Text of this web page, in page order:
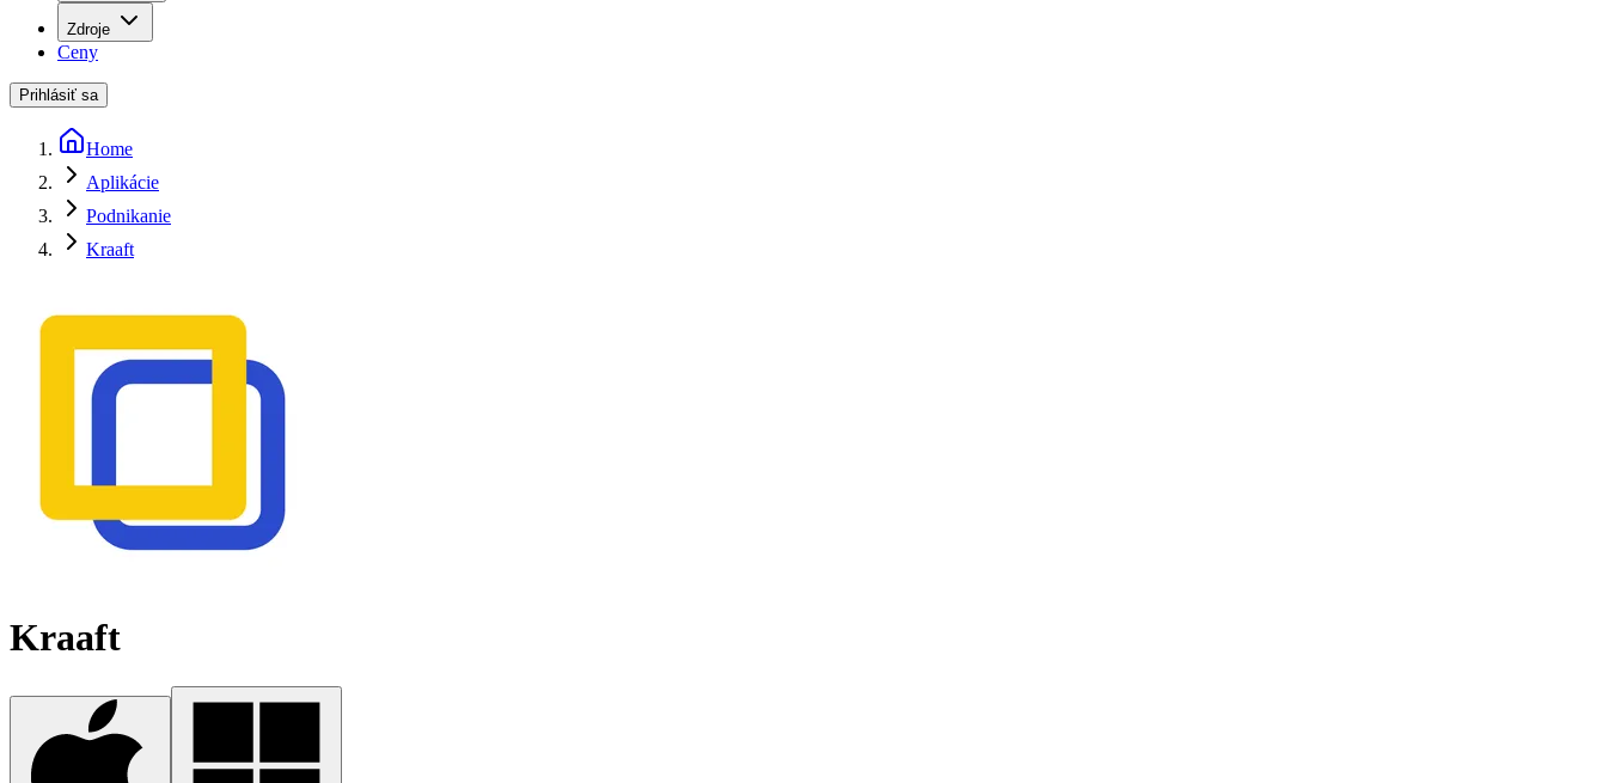
Zdroje
Ceny
Prihlásiť sa
Home
Aplikácie
Podnikanie
Kraaft
Kraaft